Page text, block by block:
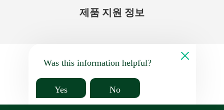
제품 지원 정보
Was this information helpful?
Yes No